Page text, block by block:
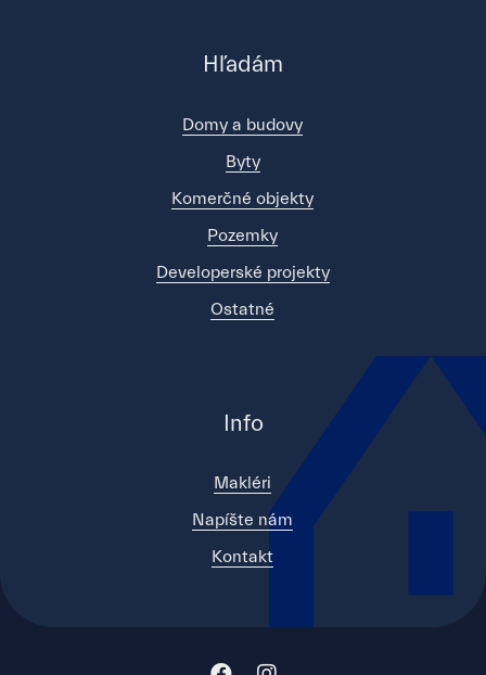
Hľadám
Domy a budovy
Byty
Komerčné objekty
Pozemky
Developerské projekty
Ostatné
Info
Makléri
Napíšte nám
Kontakt